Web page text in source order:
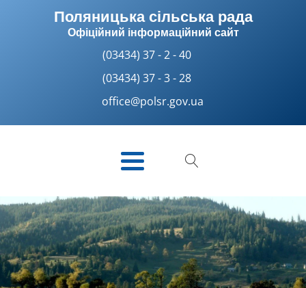
Поляницька сільська рада
Офіційний інформаційний сайт
(03434) 37 - 2 - 40
(03434) 37 - 3 - 28
office@polsr.gov.ua